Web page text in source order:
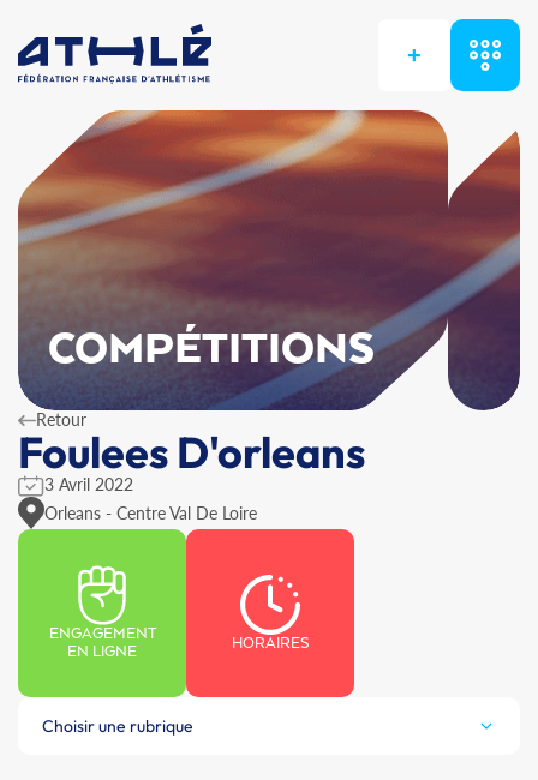
+
COMPÉTITIONS
Retour
Foulees D'orleans
3 Avril 2022
Orleans - Centre Val De Loire
ENGAGEMENT
EN LIGNE
HORAIRES
Choisir une rubrique